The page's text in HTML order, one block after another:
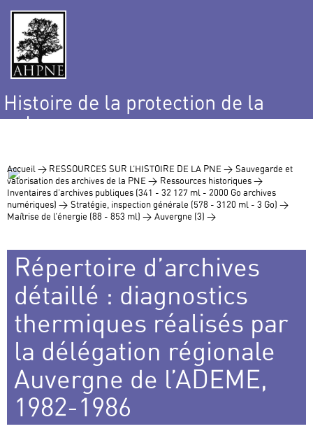
Histoire de la protection de la
nature
Accueil > RESSOURCES SUR L’HISTOIRE DE LA PNE > Sauvegarde et
valorisation des archives de la PNE > Ressources historiques >
Inventaires d’archives publiques (341 - 32 127 ml - 2000 Go archives
numériques) > Stratégie, inspection générale (578 - 3120 ml - 3 Go) >
Maîtrise de l’énergie (88 - 853 ml) > Auvergne (3) >
Répertoire d’archives
détaillé : diagnostics
thermiques réalisés par
la délégation régionale
Auvergne de l’ADEME,
1982-1986